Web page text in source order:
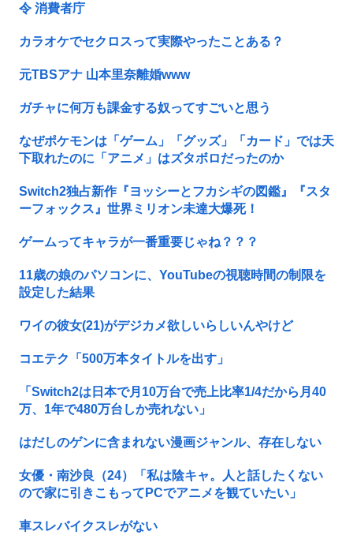
令 消費者庁
カラオケでセクロスって実際やったことある？
元TBSアナ 山本里奈離婚www
ガチャに何万も課金する奴ってすごいと思う
なぜポケモンは「ゲーム」「グッズ」「カード」では天
下取れたのに「アニメ」はズタボロだったのか
Switch2独占新作『ヨッシーとフカシギの図鑑』『スタ
ーフォックス』世界ミリオン未達大爆死！
ゲームってキャラが一番重要じゃね？？？
11歳の娘のパソコンに、YouTubeの視聴時間の制限を
設定した結果
ワイの彼女(21)がデジカメ欲しいらしいんやけど
コエテク「500万本タイトルを出す」
「Switch2は日本で月10万台で売上比率1/4だから月40
万、1年で480万台しか売れない」
はだしのゲンに含まれない漫画ジャンル、存在しない
女優・南沙良（24）「私は陰キャ。人と話したくない
ので家に引きこもってPCでアニメを観ていたい」
車スレバイクスレがない